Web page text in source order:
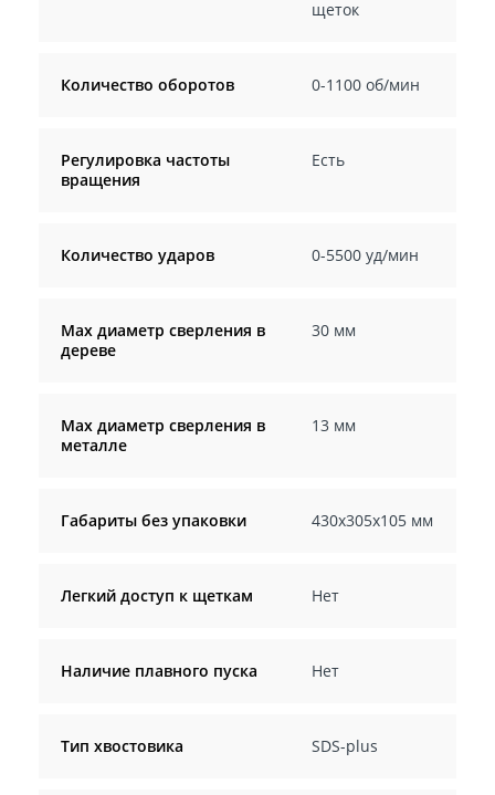
щеток
Количество оборотов 0-1100 об/мин
Регулировка частоты
вращения
Есть
Количество ударов 0-5500 уд/мин
Мах диаметр сверления в
дереве
30 мм
Max диаметр сверления в
металле
13 мм
Габариты без упаковки 430х305х105 мм
Легкий доступ к щеткам Нет
Наличие плавного пуска Нет
Тип хвостовика SDS-plus